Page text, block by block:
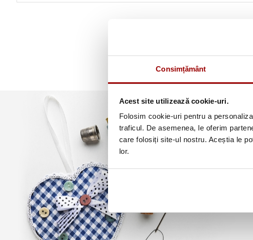
Consimțământ
Acest site utilizează cookie-uri.
Folosim cookie-uri pentru a
traficul. De asemenea, le oferim
care folosiți site-ul nostru. Aceștia le
lor.